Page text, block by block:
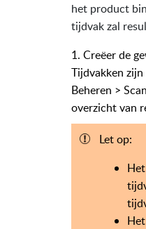
het product
tijdvak zal
1. Creëer de
Tijdvakken
Beheren >
overzicht van
Let op: